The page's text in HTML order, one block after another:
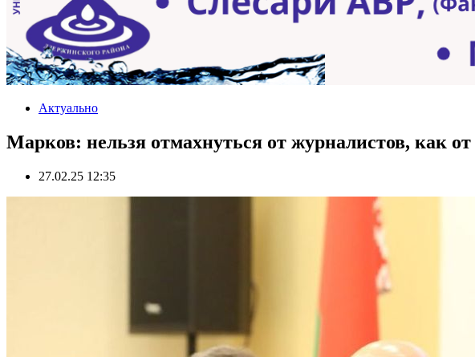
Актуально
Марков: нельзя отмахнуться от журналистов, как
27.02.25 12:35